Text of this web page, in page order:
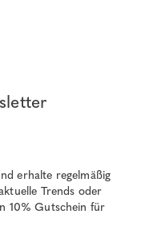
erhalte regelmäßig
Trends oder
10% Gutschein für